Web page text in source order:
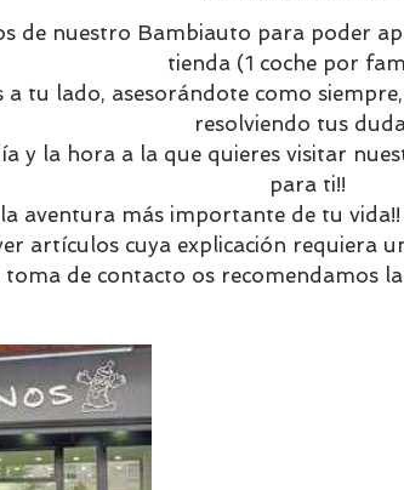
a
r
í
a
de nuestro Bambiauto para poder
tienda (1 coche por
a tu lado, asesorándote como
resolviendo tus
y la hora a la que quieres visitar
para ti!!
aventura más importante de tu
artículos cuya explicación requiera
de contacto os recomendamos la